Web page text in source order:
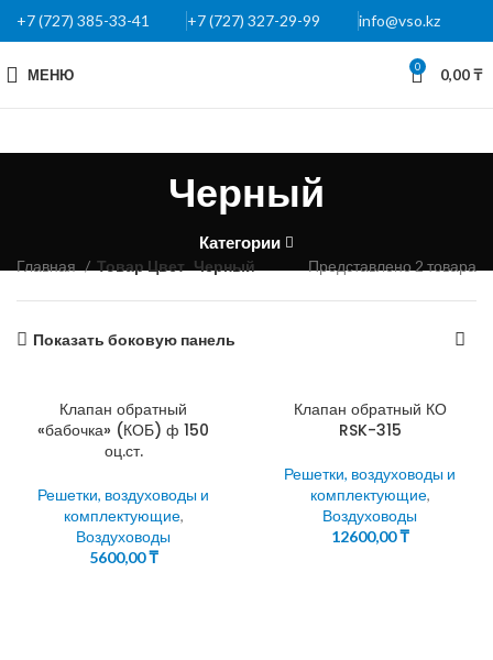
+7 (727) 385-33-41 +7 (727) 327-29-99 info@vso.kz
МЕНЮ 0 0,00₸
Черный
Категории
Главная Товар Цвет Черный Представлено 2 товара
Показать боковую панель
Клапан обратный
«бабочка» (КОБ) ф 150
оц.ст.
Решетки, воздуховоды и
комплектующие,
Воздуховоды
5600,00₸
Клапан обратный КО
RSK-315
Решетки, воздуховоды и
комплектующие,
Воздуховоды
12600,00₸